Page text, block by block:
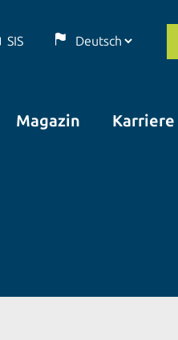
SIS
Magazin Karriere